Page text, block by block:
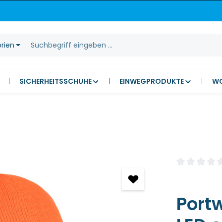
SICHERHEITSSCHUHE EINWEGPRODUKTE